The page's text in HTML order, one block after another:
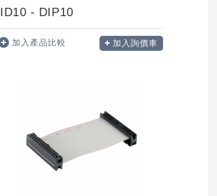
ID10 - DIP10
加入產品比較 加入詢價車